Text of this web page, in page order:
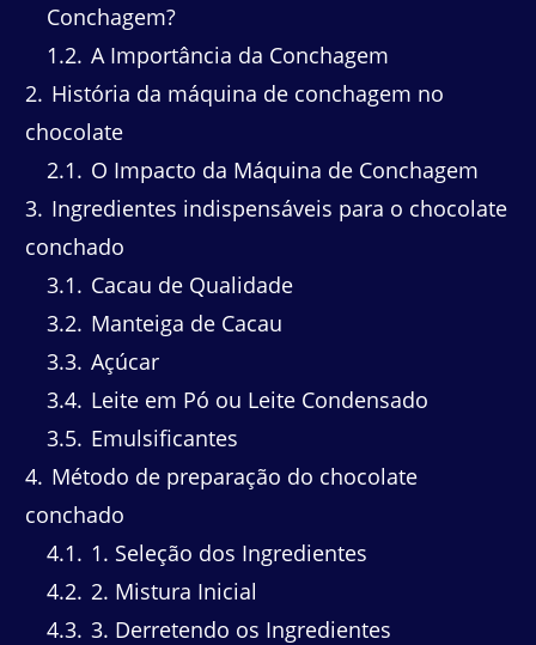
Conchagem?
1.2 A Importância da Conchagem
2 História da máquina de conchagem no
chocolate
2.1
O Impacto da Máquina de Conchagem
3 Ingredientes indispensáveis para o chocolate
conchado
3.1
Cacau de Qualidade
3.2 Manteiga de Cacau
3.3 Açúcar
3.4 Leite em Pó ou Leite Condensado
3.5 Emulsificantes
4 Método de preparação do chocolate
conchado
4.1
1. Seleção dos Ingredientes
4.2 2. Mistura Inicial
4.3 3. Derretendo os Ingredientes